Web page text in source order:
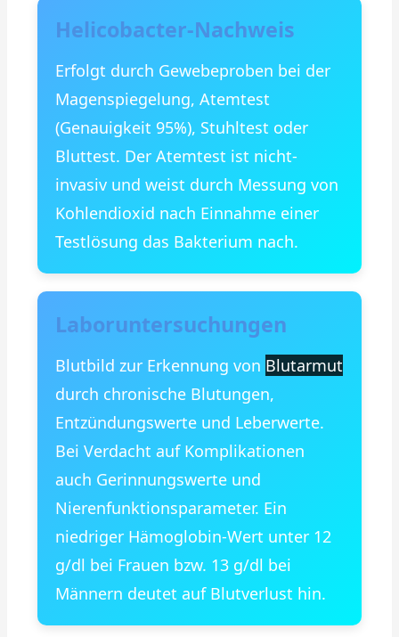
Helicobacter-Nachweis
Erfolgt durch Gewebeproben bei der
Magenspiegelung, Atemtest
(Genauigkeit 95%), Stuhltest oder
Bluttest. Der Atemtest ist nicht-
invasiv und weist durch Messung von
Kohlendioxid nach Einnahme einer
Testlösung das Bakterium nach.
Laboruntersuchungen
Blutbild zur Erkennung von Blutarmut
durch chronische Blutungen,
Entzündungswerte und Leberwerte.
Bei Verdacht auf Komplikationen
auch Gerinnungswerte und
Nierenfunktionsparameter. Ein
niedriger Hämoglobin-Wert unter 12
g/dl bei Frauen bzw. 13 g/dl bei
Männern deutet auf Blutverlust hin.